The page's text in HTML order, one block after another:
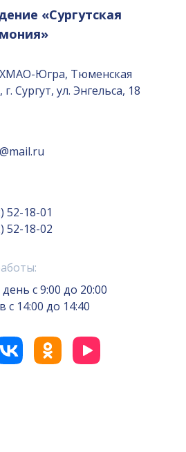
«Сургутская
ХМАО-Югра, Тюменская
г. Сургут, ул. Энгельса, 18
52-18-01
52-18-02
с 9:00 до 20:00
с 14:00 до 14:40